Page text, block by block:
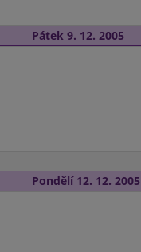
Pátek 9. 12. 2005
Pondělí 12. 12. 2005